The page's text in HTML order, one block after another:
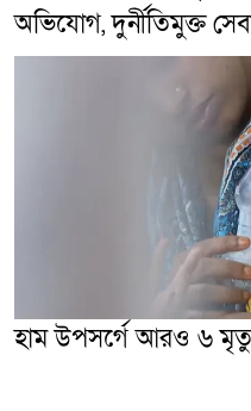
অভিযোগ, দুর্নীতিমুক্ত
হাম উপসর্গে আরও ৬